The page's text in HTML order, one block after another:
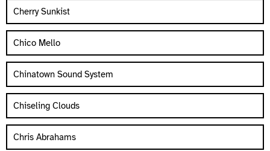
Cherry Sunkist
Chico Mello
Chinatown Sound System
Chiseling Clouds
Chris Abrahams